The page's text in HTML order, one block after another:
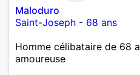
Maloduro
Saint-Joseph - 68 ans
Homme célibataire de 68
amoureuse